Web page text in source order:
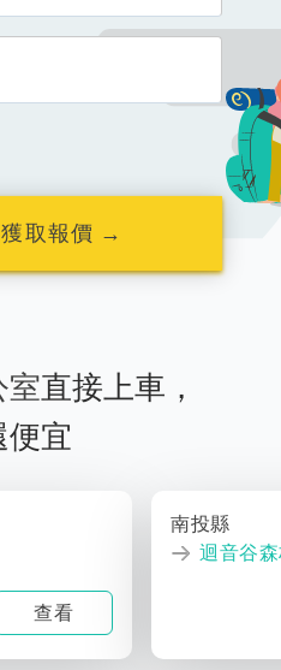
取報價 →
室直接上車，
便宜
查看
南投縣
迴音谷